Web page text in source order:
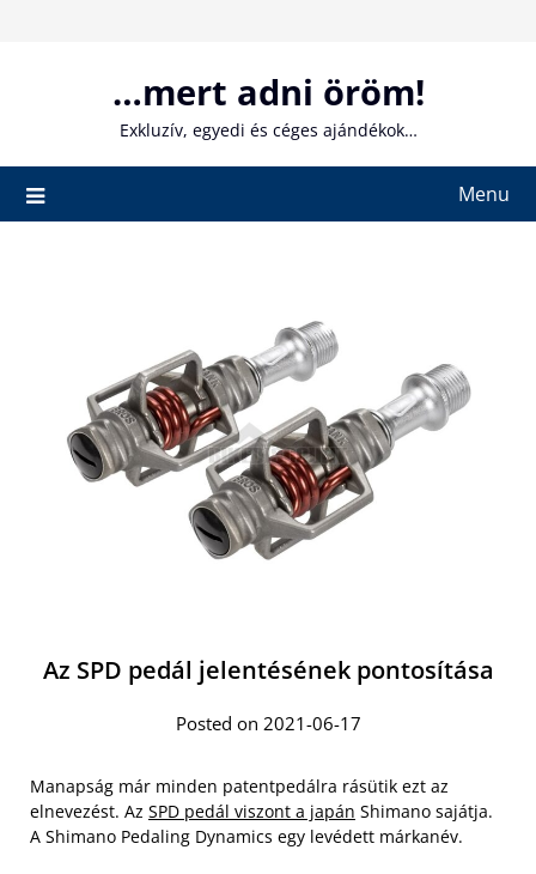
…mert adni öröm!
Exkluzív, egyedi és céges ajándékok…
Menu
Az SPD pedál jelentésének pontosítása
Posted on 2021-06-17
Manapság már minden patentpedálra rásütik ezt az
elnevezést. Az SPD pedál viszont a japán Shimano sajátja.
A Shimano Pedaling Dynamics egy levédett márkanév.